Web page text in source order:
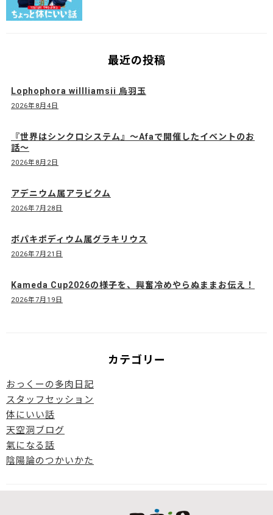
最近の投稿
Lophophora willliamsii 烏羽玉
2026年8月4日
『世界はシンクロシステム』〜Afaで開催したイベントのお
話〜
2026年8月2日
アデニウム属アラビクム
2026年7月28日
ボパキポディウム属グラキリウス
2026年7月21日
Kameda Cup2026の様子を、興奮冷めやらぬままお伝え！
2026年7月19日
カテゴリー
おっくーの多肉日記
スタッフセッション
体にいい話
天空洞ブログ
氣になる話
陰陽論のつかいかた